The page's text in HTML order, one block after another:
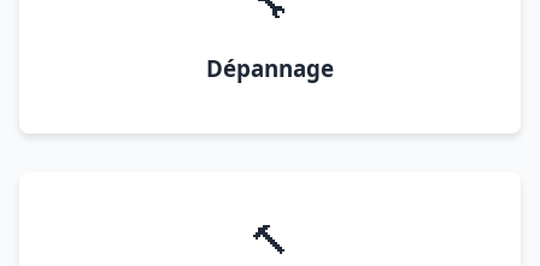
Dépannage
🔨